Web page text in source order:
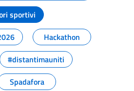
sportivi
Hackathon
#distantimauniti
Spadafora